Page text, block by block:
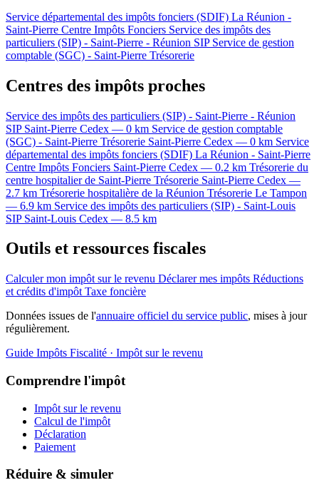
Service départemental des impôts fonciers (SDIF) La Réunion -
Saint-Pierre Centre Impôts Fonciers Service des impôts des
particuliers (SIP) - Saint-Pierre - Réunion SIP Service de gestion
comptable (SGC) - Saint-Pierre Trésorerie
Centres des impôts proches
Service des impôts des particuliers (SIP) - Saint-Pierre - Réunion
SIP Saint-Pierre Cedex — 0 km Service de gestion comptable
(SGC) - Saint-Pierre Trésorerie Saint-Pierre Cedex — 0 km Service
départemental des impôts fonciers (SDIF) La Réunion - Saint-Pierre
Centre Impôts Fonciers Saint-Pierre Cedex — 0.2 km Trésorerie du
centre hospitalier de Saint-Pierre Trésorerie Saint-Pierre Cedex —
2.7 km Trésorerie hospitalière de la Réunion Trésorerie Le Tampon
— 6.9 km Service des impôts des particuliers (SIP) - Saint-Louis
SIP Saint-Louis Cedex — 8.5 km
Outils et ressources fiscales
Calculer mon impôt sur le revenu Déclarer mes impôts Réductions
et crédits d'impôt Taxe foncière
Données issues de l'annuaire officiel du service public, mises à jour
régulièrement.
Guide Impôts Fiscalité · Impôt sur le revenu
Comprendre l'impôt
Impôt sur le revenu
Calcul de l'impôt
Déclaration
Paiement
Réduire & simuler